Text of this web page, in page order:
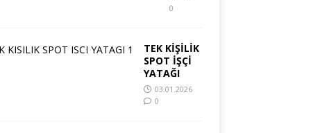
0
TEK KİŞİLİK
SPOT İŞÇİ
YATAĞI
03.01.2026
0